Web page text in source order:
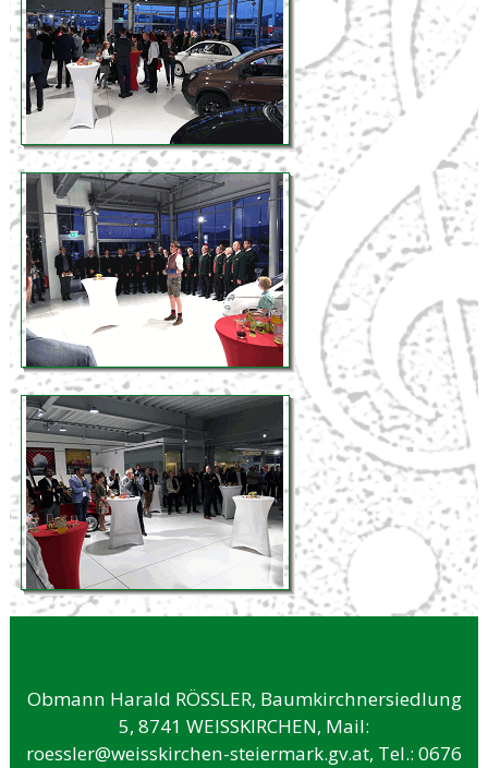
Obmann Harald RÖSSLER, Baumkirchnersiedlung
5, 8741 WEISSKIRCHEN, Mail:
roessler@weisskirchen-steiermark.gv.at, Tel.: 0676